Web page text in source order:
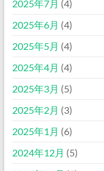
2025年7月 (4)
2025年6月 (4)
2025年5月 (4)
2025年4月 (4)
2025年3月 (5)
2025年2月 (3)
2025年1月 (6)
2024年12月 (5)